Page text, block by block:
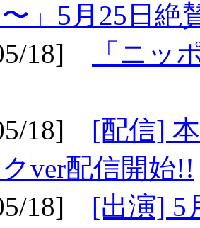
」5月25日絶
18]
「ニッ
18] [配信]
ver配信開始!!
18] [出演] 5